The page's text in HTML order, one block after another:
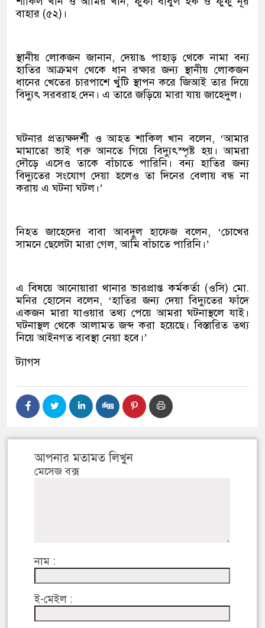
বাহার (৫২)।
স্থানীয় লোকজন জানান, দেয়াঙ পাহাড় থেকে নামা বন্য
হাতির আক্রমণ থেকে ধান রক্ষার জন্য স্থানীয় লোকজন
ধানের খেতের চারপাশে খুঁটি স্থাপন করে জিআই তার দিয়ে
বিদ্যুৎ সরবরাহ দেন। এ তারে জড়িয়ে মারা যায় জাহেদুল।
ঘটনার প্রত্যক্ষদর্শী ও আহত শাকিল খান বলেন, ‘আমার
মামাতো ভাই গরু আনতে গিয়ে বিদ্যুৎস্পৃষ্ট হয়। আমরা
দৌড়ে এসেও তাকে বাঁচাতে পারিনি। বন্য হাতির জন্য
বিদ্যুতের সংযোগ দেয়া হলেও তা দিনের বেলায় বন্ধ না
করায় এ ঘটনা ঘটল।’
নিহত জাহেদের বাবা আবদুল হাফেজ বলেন, ‘চোখের
সামনে ছেলেটা মারা গেল, আমি বাঁচাতে পারিনি।’
এ বিষয়ে আনোয়ারা থানার ভারপ্রাপ্ত কর্মকর্তা (ওসি) মো.
মনির হোসেন বলেন, ‘হাতির জন্য দেয়া বিদ্যুতের ফাঁদে
একজন মারা যাওয়ার তথ্য পেয়ে আমরা ঘটনাস্থলে যাই।
ঘটনাস্থল থেকে আলামত জব্দ করা হয়েছে। বিস্তারিত তথ্য
নিয়ে আইনগত ব্যবস্থা নেয়া হবে।’
ট্যাগস
আপনার মতামত লিখুন
মেসেজ বক্স
নাম :
ই-মেইল :